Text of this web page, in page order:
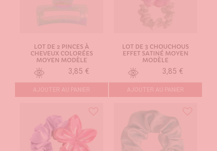
LOT DE 2 PINCES À
CHEVEUX COLORÉES
MOYEN MODÈLE
3,85 €
AJOUTER AU PANIER
LOT DE 3 CHOUCHOUS
EFFET SATINÉ MOYEN
MODÈLE
3,85 €
AJOUTER AU PANIER